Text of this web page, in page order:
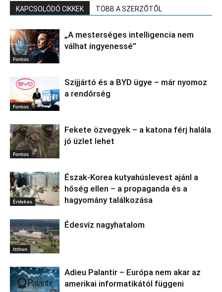
KAPCSOLÓDÓ CIKKEK TÖBB A SZERZŐTŐL
Fontos
„A mesterséges intelligencia nem
válhat ingyenessé”
Fontos
Szijjártó és a BYD ügye – már nyomoz
a rendőrség
Fontos
Fekete özvegyek – a katona férj halála
jó üzlet lehet
Érdekes
Észak‑Korea kutyahúslevest ajánl a
hőség ellen – a propaganda és a
hagyomány találkozása
Itthon
Édesvíz nagyhatalom
Adieu Palantir – Európa nem akar az
amerikai informatikától függeni